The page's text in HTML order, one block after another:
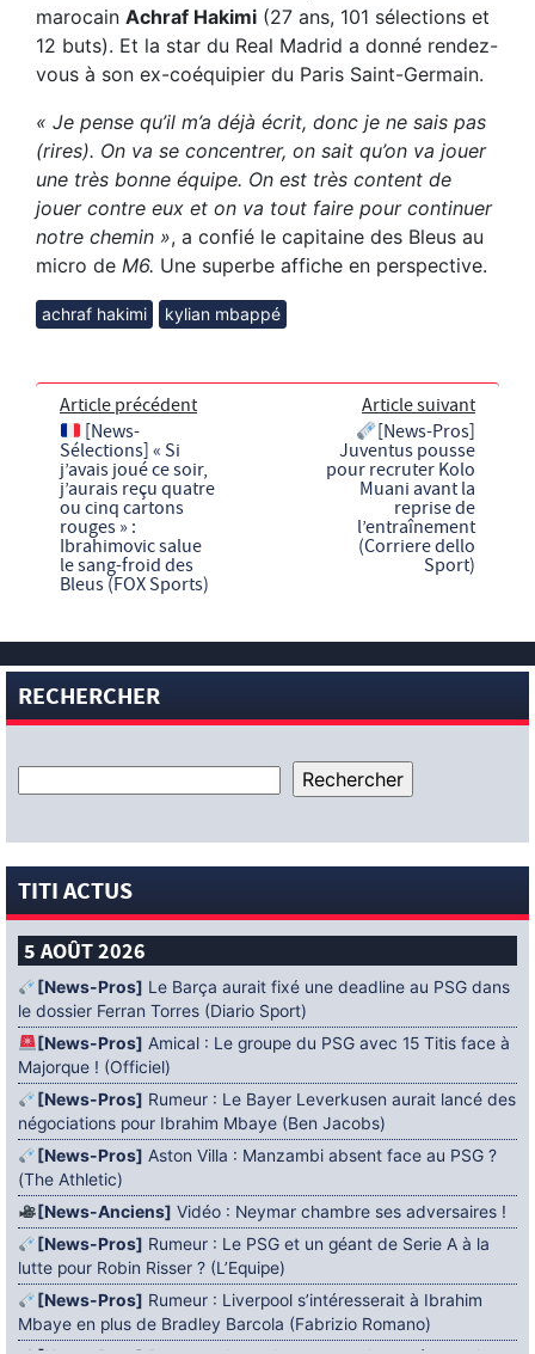
marocain Achraf Hakimi (27 ans, 101 sélections et
12 buts). Et la star du Real Madrid a donné rendez-
vous à son ex-coéquipier du Paris Saint-Germain.
« Je pense qu’il m’a déjà écrit, donc je ne sais pas
(rires). On va se concentrer, on sait qu’on va jouer
une très bonne équipe. On est très content de
jouer contre eux et on va tout faire pour continuer
notre chemin », a confié le capitaine des Bleus au
micro de M6. Une superbe affiche en perspective.
achraf hakimi kylian mbappé
Article précédent
[News-
Sélections] « Si
j’avais joué ce soir,
j’aurais reçu quatre
ou cinq cartons
rouges » :
Ibrahimovic salue
le sang-froid des
Bleus (FOX Sports)
Article suivant
[News-Pros]
Juventus pousse
pour recruter Kolo
Muani avant la
reprise de
l’entraînement
(Corriere dello
Sport)
RECHERCHER
TITI ACTUS
5 AOÛT 2026
[News-Pros] Le Barça aurait fixé une deadline au PSG dans
le dossier Ferran Torres (Diario Sport)
[News-Pros] Amical : Le groupe du PSG avec 15 Titis face à
Majorque ! (Officiel)
[News-Pros] Rumeur : Le Bayer Leverkusen aurait lancé des
négociations pour Ibrahim Mbaye (Ben Jacobs)
[News-Pros] Aston Villa : Manzambi absent face au PSG ?
(The Athletic)
[News-Anciens] Vidéo : Neymar chambre ses adversaires !
[News-Pros] Rumeur : Le PSG et un géant de Serie A à la
lutte pour Robin Risser ? (L’Equipe)
[News-Pros] Rumeur : Liverpool s’intéresserait à Ibrahim
Mbaye en plus de Bradley Barcola (Fabrizio Romano)